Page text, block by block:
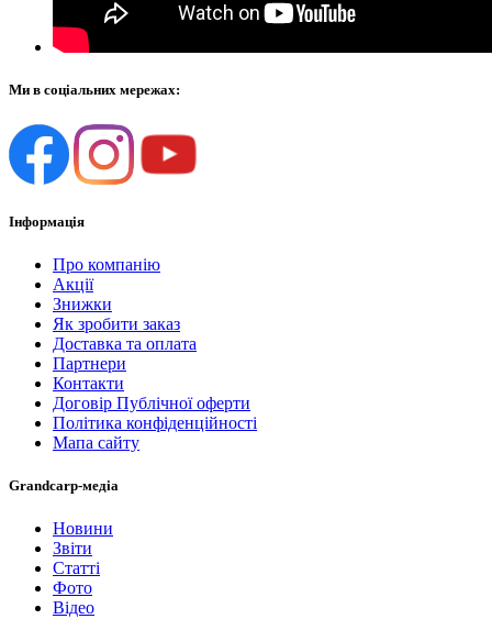
Ми в соціальних мережах:
Інформація
Про компанію
Акції
Знижки
Як зробити заказ
Доставка та оплата
Партнери
Контакти
Договір Публічної оферти
Політика конфіденційності
Мапа сайту
Grandcarp-медіа
Новини
Звіти
Статті
Фото
Відео